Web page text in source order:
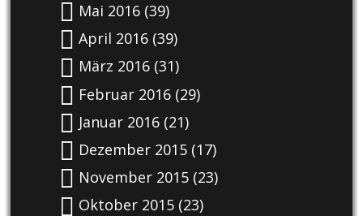
Mai 2016(39)
April 2016(39)
März 2016(31)
Februar 2016(29)
Januar 2016(21)
Dezember 2015(17)
November 2015(23)
Oktober 2015(23)